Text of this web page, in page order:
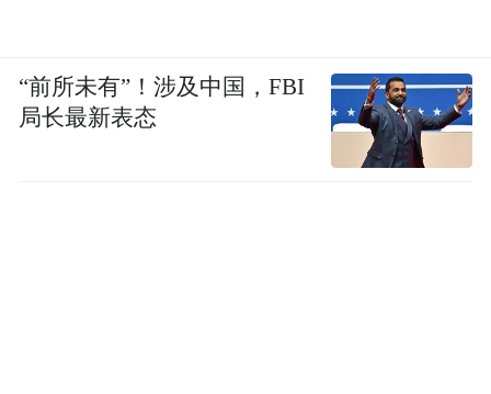
“前所未有”！涉及中国，FBI
局长最新表态